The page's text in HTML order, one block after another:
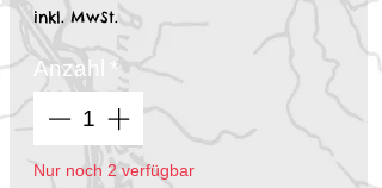
inkl. MwSt.
Anzahl *
Nur noch 2 verfügbar